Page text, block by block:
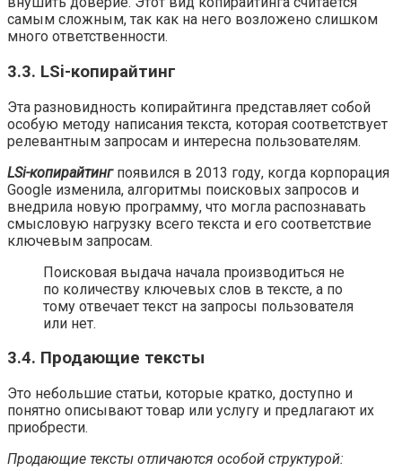
самым сложным, так как на него возложено слишком
много ответственности.
3.3. LSi-копирайтинг
Эта разновидность копирайтинга представляет собой
особую методу написания текста, которая соответствует
релевантным запросам и интересна пользователям.
LSi-копирайтингпоявился в 2013 году, когда корпорация
Google изменила, алгоритмы поисковых запросов и
внедрила новую программу, что могла распознавать
смысловую нагрузку всего текста и его соответствие
ключевым запросам.
Поисковая выдача начала производиться не
по количеству ключевых слов в тексте, а по
тому отвечает текст на запросы пользователя
или нет.
3.4. Продающие тексты
Это небольшие статьи, которые кратко, доступно и
понятно описывают товар или услугу и предлагают их
приобрести.
Продающие тексты отличаются особой структурой: